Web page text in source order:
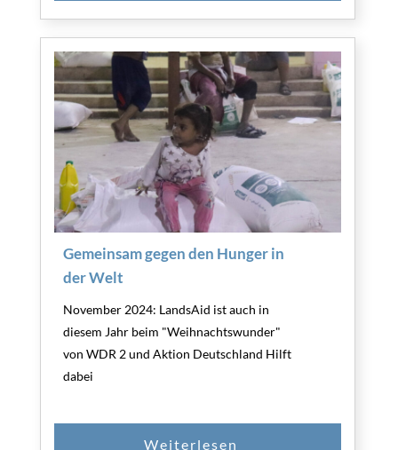
Gemeinsam gegen den Hunger in
der Welt
November 2024: LandsAid ist auch in
diesem Jahr beim "Weihnachtswunder"
von WDR 2 und Aktion Deutschland Hilft
dabei